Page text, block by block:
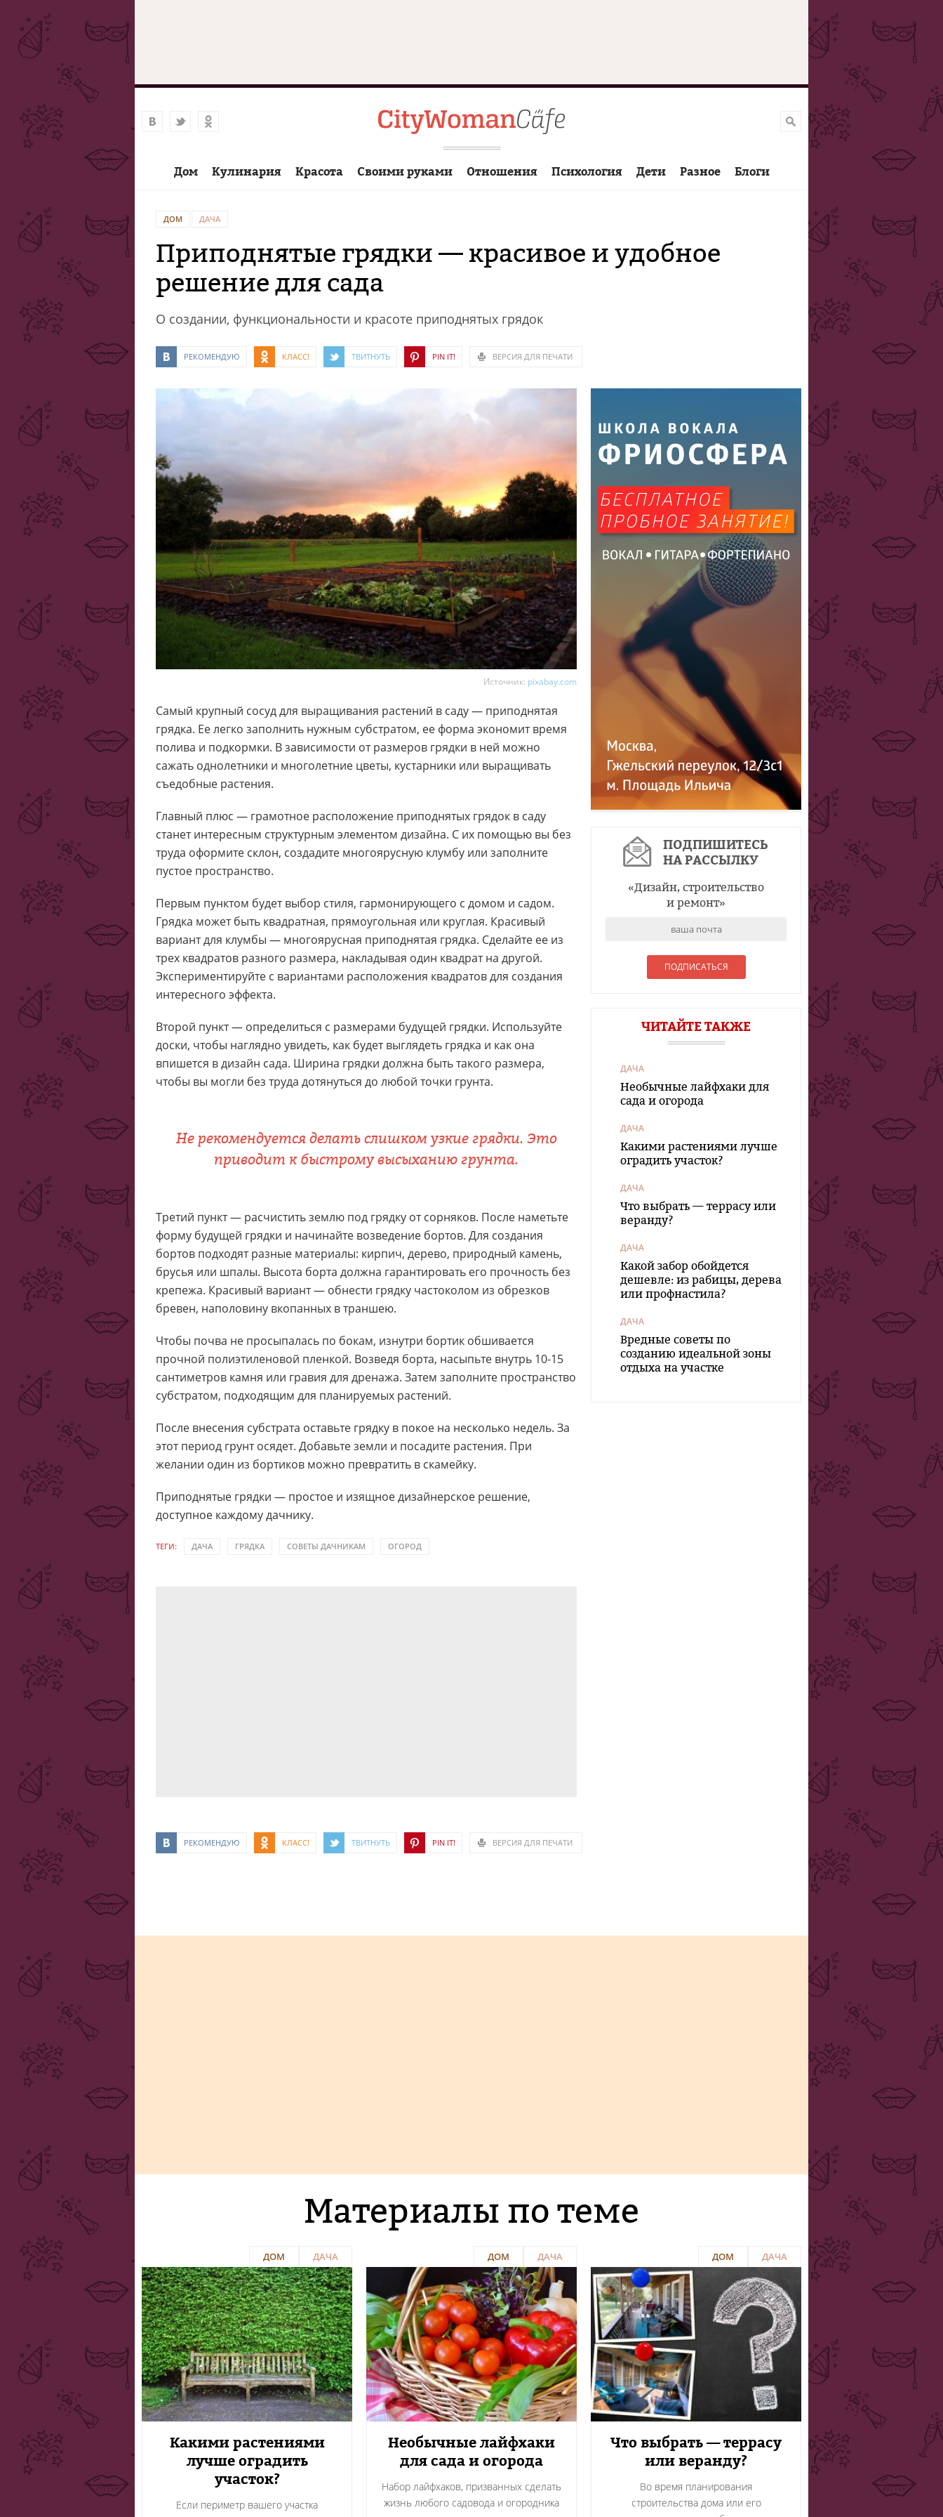
Дом Кулинария Красота Своими руками Отношения Психология Дети Разное Блоги
ДОМ ДАЧА
Приподнятые грядки — красивое и удобное
решение для сада
О создании, функциональности и красоте приподнятых грядок
РЕКОМЕНДУЮ КЛАСС! ТВИТНУТЬ PIN IT! ВЕРСИЯ ДЛЯ ПЕЧАТИ
Источник: pixabay.com
Самый крупный сосуд для выращивания растений в саду — приподнятая
грядка. Ее легко заполнить нужным субстратом, ее форма экономит время
полива и подкормки. В зависимости от размеров грядки в ней можно
сажать однолетники и многолетние цветы, кустарники или выращивать
съедобные растения.
Главный плюс — грамотное расположение приподнятых грядок в саду
станет интересным структурным элементом дизайна. С их помощью вы без
труда оформите склон, создадите многоярусную клумбу или заполните
пустое пространство.
Первым пунктом будет выбор стиля, гармонирующего с домом и садом.
Грядка может быть квадратная, прямоугольная или круглая. Красивый
вариант для клумбы — многоярусная приподнятая грядка. Сделайте ее из
трех квадратов разного размера, накладывая один квадрат на другой.
Экспериментируйте с вариантами расположения квадратов для создания
интересного эффекта.
Второй пункт — определиться с размерами будущей грядки. Используйте
доски, чтобы наглядно увидеть, как будет выглядеть грядка и как она
впишется в дизайн сада. Ширина грядки должна быть такого размера,
чтобы вы могли без труда дотянуться до любой точки грунта.
Не рекомендуется делать слишком узкие грядки. Это
приводит к быстрому высыханию грунта.
Третий пункт — расчистить землю под грядку от сорняков. После наметьте
форму будущей грядки и начинайте возведение бортов. Для создания
бортов подходят разные материалы: кирпич, дерево, природный камень,
брусья или шпалы. Высота борта должна гарантировать его прочность без
крепежа. Красивый вариант — обнести грядку частоколом из обрезков
бревен, наполовину вкопанных в траншею.
Чтобы почва не просыпалась по бокам, изнутри бортик обшивается
прочной полиэтиленовой пленкой. Возведя борта, насыпьте внутрь 10-15
сантиметров камня или гравия для дренажа. Затем заполните пространство
субстратом, подходящим для планируемых растений.
После внесения субстрата оставьте грядку в покое на несколько недель. За
этот период грунт осядет. Добавьте земли и посадите растения. При
желании один из бортиков можно превратить в скамейку.
Приподнятые грядки — простое и изящное дизайнерское решение,
доступное каждому дачнику.
ТЕГИ: ДАЧА ГРЯДКА СОВЕТЫ ДАЧНИКАМ ОГОРОД
ПОДПИШИТЕСЬ
НА РАССЫЛКУ
«Дизайн, строительство
и ремонт»
ЧИТАЙТЕ ТАКЖЕ
ДАЧА
Необычные лайфхаки для
сада и огорода
ДАЧА
Какими растениями лучше
оградить участок?
ДАЧА
Что выбрать — террасу или
веранду?
ДАЧА
Какой забор обойдется
дешевле: из рабицы, дерева
или профнастила?
ДАЧА
Вредные советы по
созданию идеальной зоны
отдыха на участке
РЕКОМЕНДУЮ КЛАСС! ТВИТНУТЬ PIN IT! ВЕРСИЯ ДЛЯ ПЕЧАТИ
Материалы по теме
ДАЧА
ДОМ
Какими растениями
лучше оградить
участок?
Если периметр вашего участка
ДАЧА
ДОМ
Необычные лайфхаки
для сада и огорода
Набор лайфхаков, призванных сделать
жизнь любого садовода и огородника
ДАЧА
ДОМ
Что выбрать — террасу
или веранду?
Во время планирования
строительства дома или его